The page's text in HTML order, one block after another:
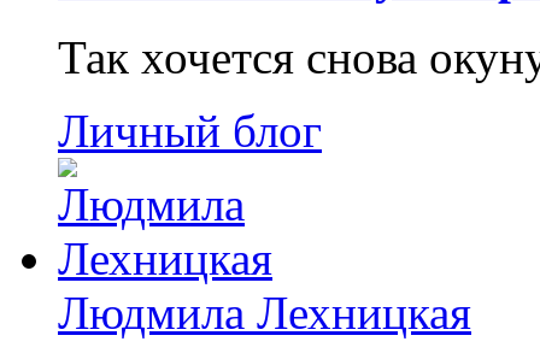
Так хочется снова
Личный блог
Людмила Лехницкая